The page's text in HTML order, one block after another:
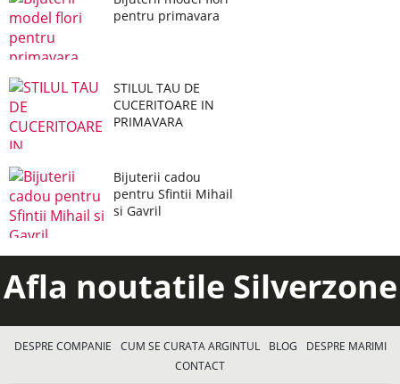
pentru primavara
STILUL TAU DE
CUCERITOARE IN
PRIMAVARA
Bijuterii cadou
pentru Sfintii Mihail
si Gavril
Afla noutatile Silverzone
DESPRE COMPANIE CUM SE CURATA ARGINTUL BLOG
DESPRE MARIMI
CONTACT